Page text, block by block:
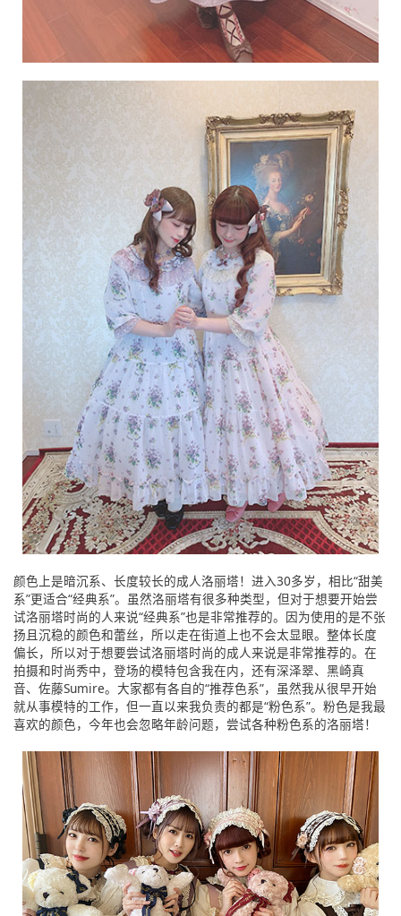
颜色上是暗沉系、长度较长的成人洛丽塔！进入30多岁，相比“甜美
系”更适合“经典系”。虽然洛丽塔有很多种类型，但对于想要开始尝
试洛丽塔时尚的人来说“经典系”也是非常推荐的。因为使用的是不张
扬且沉稳的颜色和蕾丝，所以走在街道上也不会太显眼。整体长度
偏长，所以对于想要尝试洛丽塔时尚的成人来说是非常推荐的。在
拍摄和时尚秀中，登场的模特包含我在内，还有深泽翠、黑崎真
音、佐藤Sumire。大家都有各自的“推荐色系”，虽然我从很早开始
就从事模特的工作，但一直以来我负责的都是“粉色系”。粉色是我最
喜欢的颜色，今年也会忽略年龄问题，尝试各种粉色系的洛丽塔！